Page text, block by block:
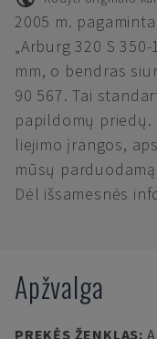
2005 m.
„Arburg 320 S
mm, o bendras
90 567. Tai
papildomų
liejimo įrangos,
mūsų parduodamą
Dėl išsamesnės
Apžvalga
PREKĖS ŽENKLAS: